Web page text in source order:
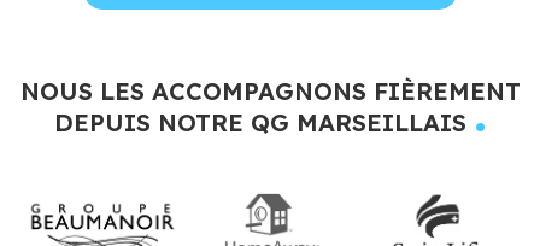
NOUS LES ACCOMPAGNONS FIÈREMENT
DEPUIS NOTRE QG MARSEILLAIS .